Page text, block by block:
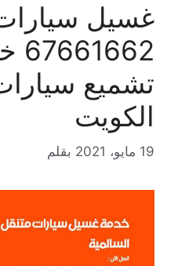
غسيل
تشميع
الكويت
19 مايو، 2021 بقلم